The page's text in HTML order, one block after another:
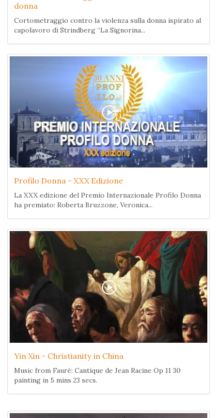
donna
Cortometraggio contro la violenza sulla donna ispirato al
capolavoro di Strindberg “La Signorina...
Profilo Donna - XXX Edizione
La XXX edizione del Premio Internazionale Profilo Donna
ha premiato: Roberta Bruzzone, Veronica...
Yin Xin - Christianity in China
Music from Fauré: Cantique de Jean Racine Op 11 30
painting in 5 mins 23 secs.